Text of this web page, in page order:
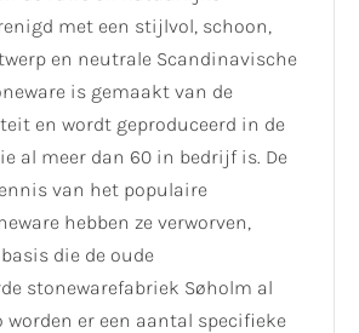
met een stijlvol, schoon,
en neutrale Scandinavische
is gemaakt van de
en wordt geproduceerd in de
al meer dan 60 in bedrijf is. De
van het populaire
hebben ze verworven,
die de oude
stonewarefabriek Søholm al
worden er een aantal specifieke